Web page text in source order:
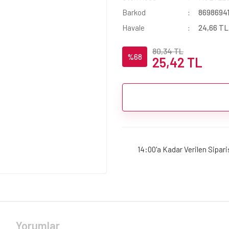
Barkod
Havale
24,66
%68
80,34 TL
25,42 TL
14:00'a Kadar Verilen
Yorumlar